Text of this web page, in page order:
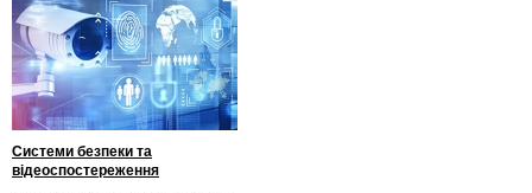
Системи безпеки та
відеоспостереження